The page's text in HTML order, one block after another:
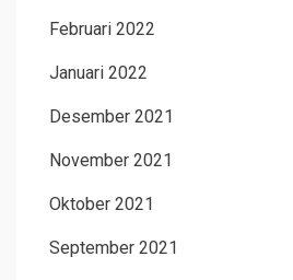
Februari 2022
Januari 2022
Desember 2021
November 2021
Oktober 2021
September 2021